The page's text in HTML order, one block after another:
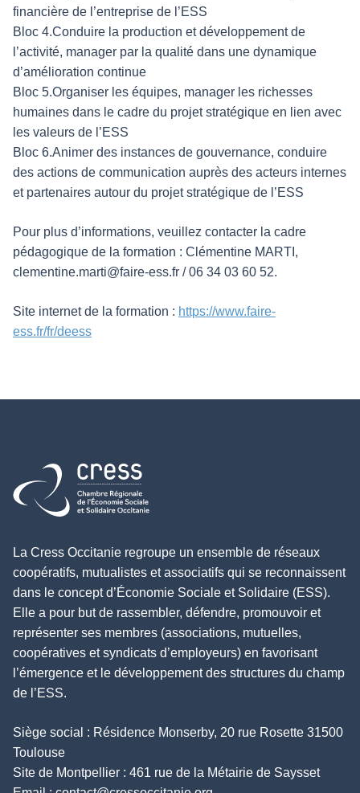
financière de l’entreprise de l’ESS
Bloc 4.Conduire la production et développement de
l’activité, manager par la qualité dans une dynamique
d’amélioration continue
Bloc 5.Organiser les équipes, manager les richesses
humaines dans le cadre du projet stratégique en lien avec
les valeurs de l’ESS
Bloc 6.Animer des instances de gouvernance, conduire
des actions de communication auprès des acteurs internes
et partenaires autour du projet stratégique de l’ESS
Pour plus d’informations, veuillez contacter la cadre
pédagogique de la formation : Clémentine MARTI,
clementine.marti@faire-ess.fr / 06 34 03 60 52.
Site internet de la formation : https://www.faire-
ess.fr/fr/deess
Retour à l'accueil
La Cress Occitanie regroupe un ensemble de réseaux
coopératifs, mutualistes et associatifs qui se reconnaissent
dans le concept d’Économie Sociale et Solidaire (ESS).
Elle a pour but de rassembler, défendre, promouvoir et
représenter ses membres (associations, mutuelles,
coopératives et syndicats d’employeurs) en favorisant
l’émergence et le développement des structures du champ
de l’ESS.
Siège social : Résidence Monserby, 20 rue Rosette 31500
Toulouse
Site de Montpellier : 461 rue de la Métairie de Saysset